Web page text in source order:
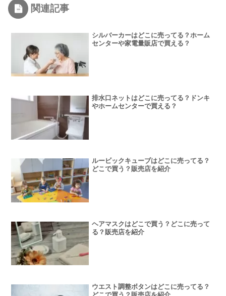
関連記事
シルバーカーはどこに売ってる？ホーム
センターや家電量販店で買える？
排水口ネットはどこに売ってる？ドンキ
やホームセンターで買える？
ルービックキューブはどこに売ってる？
どこで買う？販売店を紹介
ヘアマスクはどこで買う？どこに売って
る？販売店を紹介
ウエスト調整ボタンはどこに売ってる？